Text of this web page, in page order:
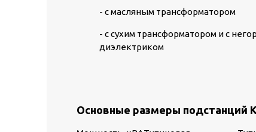
- с масляным трансформатором
- с сухим трансформатором и с
диэлектриком
Основные размеры подстанций